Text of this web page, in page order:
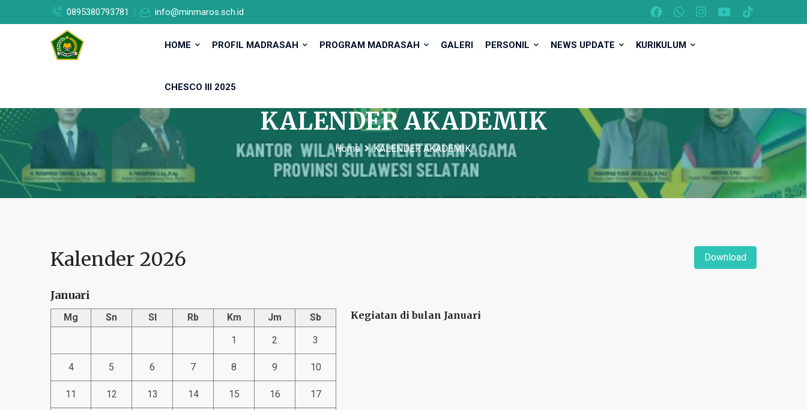
0895380793781 info@minmaros.sch.id
HOME PROFIL MADRASAH PROGRAM MADRASAH GALERI PERSONIL NEWS UPDATE KURIKULUM
CHESCO III 2025
KALENDER AKADEMIK
Home KALENDER AKADEMIK
Download
Kalender 2026
Januari
Mg Sn Sl Rb Km Jm
Sb
1
2 3
4 5 6 7 8 9 10
11 12 13 14 15 16 17
Kegiatan di bulan Januari